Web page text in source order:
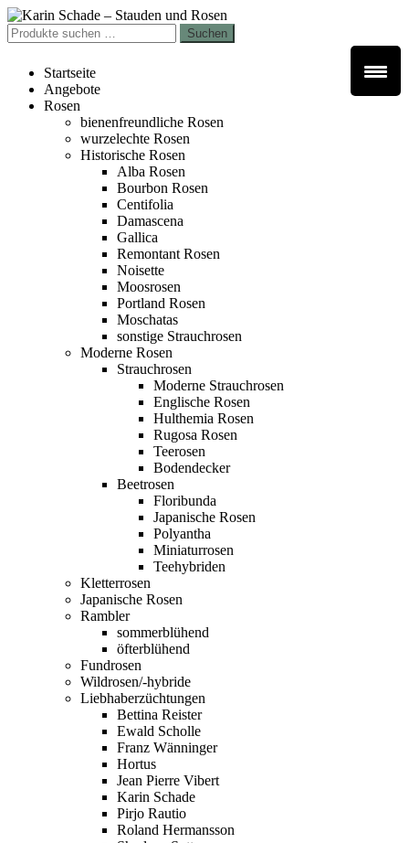
Zur
Navigation
springen
Zum
Inhalt
springen
Suchen
nach:
Suchen
Startseite
Angebote
Rosen
bienenfreundliche Rosen
wurzelechte Rosen
Historische Rosen
Alba Rosen
Bourbon Rosen
Centifolia
Damascena
Gallica
Remontant Rosen
Noisette
Moosrosen
Portland Rosen
Moschatas
sonstige Strauchrosen
Moderne Rosen
Strauchrosen
Moderne Strauchrosen
Englische Rosen
Hulthemia Rosen
Rugosa Rosen
Teerosen
Bodendecker
Beetrosen
Floribunda
Japanische Rosen
Polyantha
Miniaturrosen
Teehybriden
Kletterrosen
Japanische Rosen
Rambler
sommerblühend
öfterblühend
Fundrosen
Wildrosen/-hybride
Liebhaberzüchtungen
Bettina Reister
Ewald Scholle
Franz Wänninger
Hortus
Jean Pierre Vibert
Karin Schade
Pirjo Rautio
Roland Hermansson